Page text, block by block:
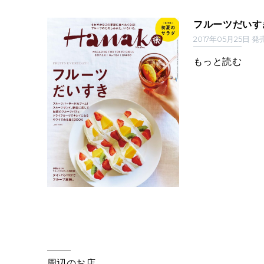
フルーツだいす
2017年05月25日 発
もっと読む